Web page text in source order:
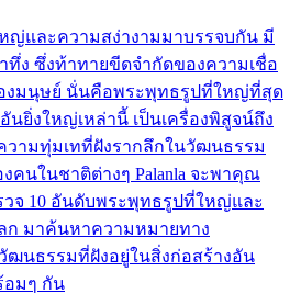
ญ่และความสง่างามมาบรรจบกัน มี
ทึ่ง ซึ่งท้าทายขีดจำกัดของความเชื่อ
งมนุษย์ นั่นคือพระพุทธรูปที่ใหญ่ที่สุด
นยิ่งใหญ่เหล่านี้ เป็นเครื่องพิสูจน์ถึง
วามทุ่มเทที่ฝังรากลึกในวัฒนธรรม
นในชาติต่างๆ Palanla จะพาคุณ
วจ 10 อันดับพระพุทธรูปที่ใหญ่และ
ก มาค้นหาความหมายทาง
ฒนธรรมที่ฝังอยู่ในสิ่งก่อสร้างอัน
อมๆ กัน